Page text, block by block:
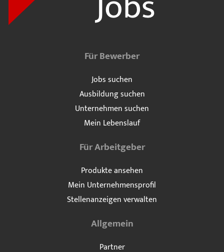
Für Bewerber
Jobs suchen
Ausbildung suchen
Unternehmen suchen
Mein Lebenslauf
Für Arbeitgeber
Produkte ansehen
Mein Unternehmensprofil
Stellenanzeigen verwalten
Allgemein
Partner